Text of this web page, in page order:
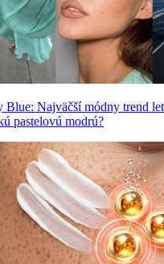
Blue: Najväčší módny trend
pastelovú modrú?